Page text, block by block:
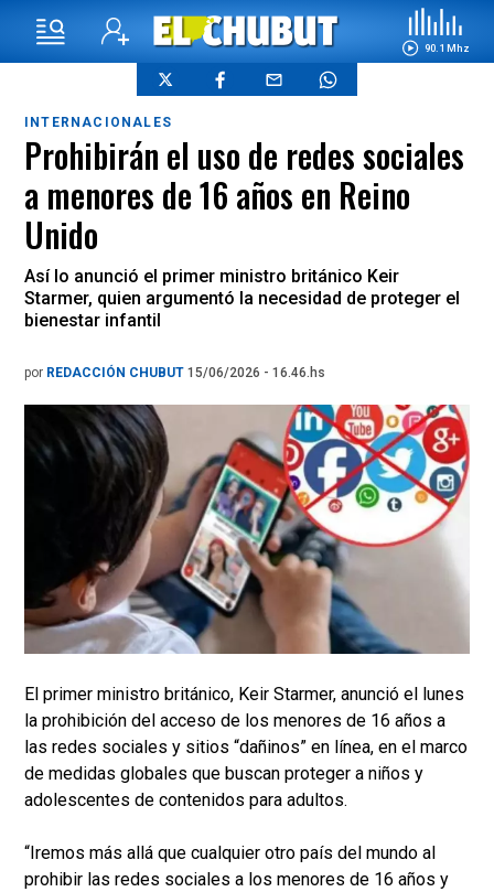
90.1 Mhz
INTERNACIONALES
Prohibirán el uso de redes sociales
a menores de 16 años en Reino
Unido
Así lo anunció el primer ministro británico Keir
Starmer, quien argumentó la necesidad de proteger el
bienestar infantil
por REDACCIÓN CHUBUT 15/06/2026 - 16.46.hs
El primer ministro británico, Keir Starmer, anunció el lunes
la prohibición del acceso de los menores de 16 años a
las redes sociales y sitios “dañinos” en línea, en el marco
de medidas globales que buscan proteger a niños y
adolescentes de contenidos para adultos.
“Iremos más allá que cualquier otro país del mundo al
prohibir las redes sociales a los menores de 16 años y